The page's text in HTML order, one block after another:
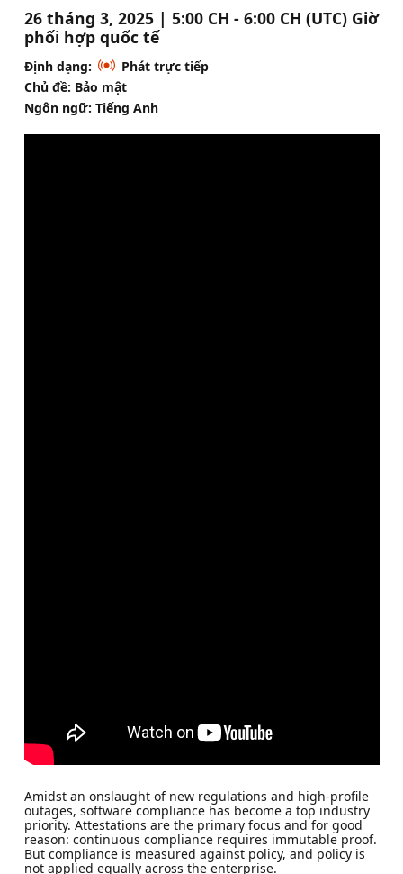
26 tháng 3, 2025 | 5:00 CH - 6:00 CH (UTC) Giờ
phối hợp quốc tế
Định dạng:
Phát trực tiếp
Chủ đề: Bảo mật
Ngôn ngữ: Tiếng Anh
Amidst an onslaught of new regulations and high-profile
outages, software compliance has become a top industry
priority. Attestations are the primary focus and for good
reason: continuous compliance requires immutable proof.
But compliance is measured against policy, and policy is
not applied equally across the enterprise.